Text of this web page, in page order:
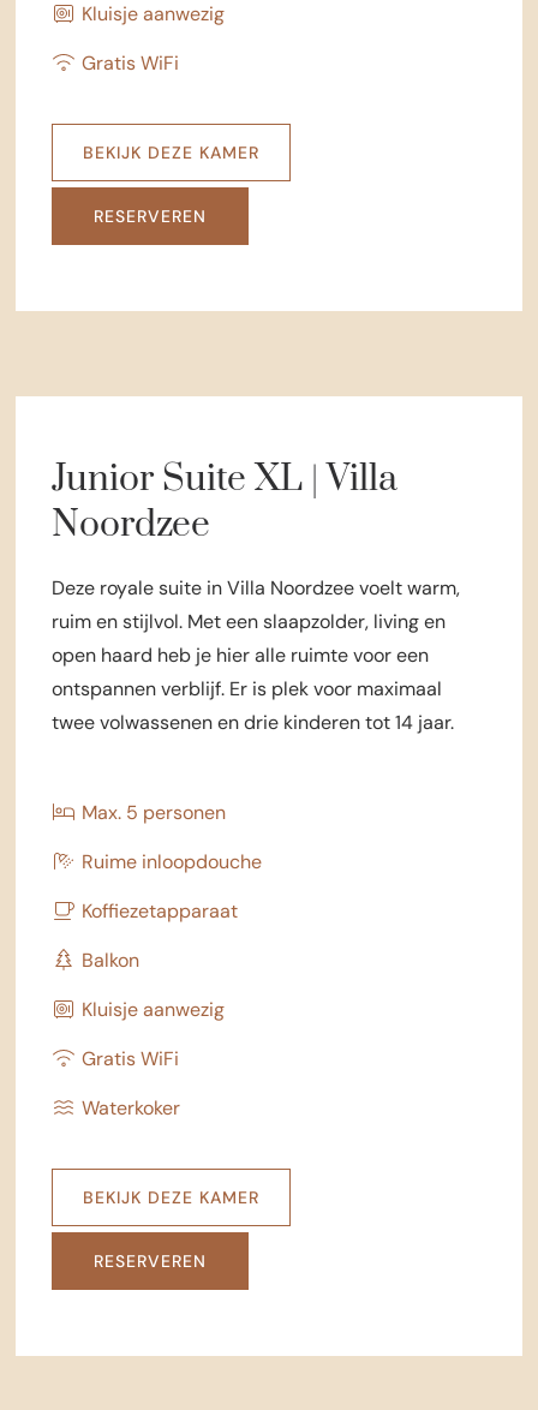
Kluisje aanwezig
Gratis WiFi
BEKIJK DEZE KAMER
RESERVEREN
Junior Suite XL | Villa
Noordzee
Deze royale suite in Villa Noordzee voelt warm,
ruim en stijlvol. Met een slaapzolder, living en
open haard heb je hier alle ruimte voor een
ontspannen verblijf. Er is plek voor maximaal
twee volwassenen en drie kinderen tot 14 jaar.
Max. 5 personen
Ruime inloopdouche
Koffiezetapparaat
Balkon
Kluisje aanwezig
Gratis WiFi
Waterkoker
BEKIJK DEZE KAMER
RESERVEREN